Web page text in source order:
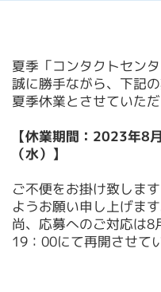
夏季「コンタクトセン
誠に勝手ながら、下記
夏季休業とさせていただ
【休業期間：2023年8
（水）】
ご不便をお掛け致しま
ようお願い申し上げます
尚、応募へのご対応は
19：00にて再開させて